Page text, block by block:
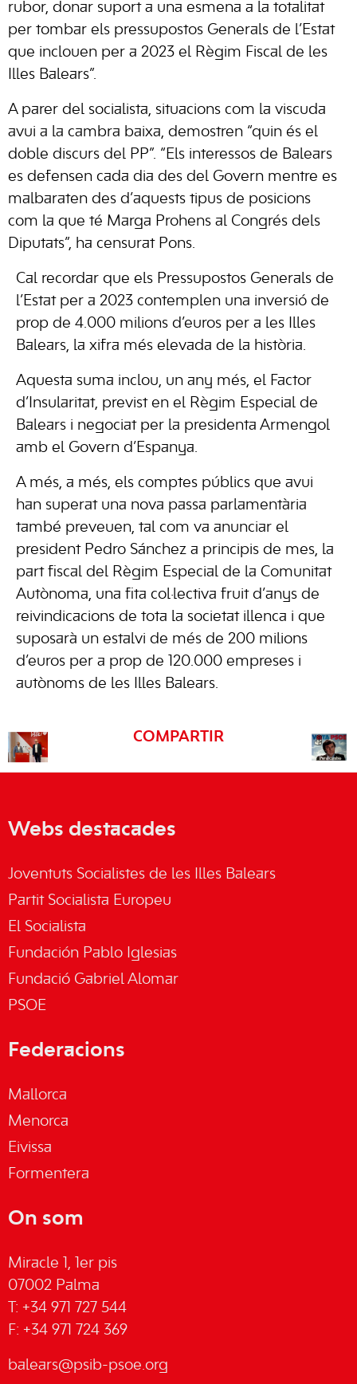
rubor, donar suport a una esmena a la totalitat
per tombar els pressupostos Generals de l’Estat
que inclouen per a 2023 el Règim Fiscal de les
Illes Balears”.
A parer del socialista, situacions com la viscuda
avui a la cambra baixa, demostren “quin és el
doble discurs del PP”. “Els interessos de Balears
es defensen cada dia des del Govern mentre es
malbaraten des d’aquests tipus de posicions
com la que té Marga Prohens al Congrés dels
Diputats”, ha censurat Pons.
Cal recordar que els Pressupostos Generals de
l’Estat per a 2023 contemplen una inversió de
prop de 4.000 milions d’euros per a les Illes
Balears, la xifra més elevada de la història.
Aquesta suma inclou, un any més, el Factor
d’Insularitat, previst en el Règim Especial de
Balears i negociat per la presidenta Armengol
amb el Govern d’Espanya.
A més, a més, els comptes públics que avui
han superat una nova passa parlamentària
també preveuen, tal com va anunciar el
president Pedro Sánchez a principis de mes, la
part fiscal del Règim Especial de la Comunitat
Autònoma, una fita col·lectiva fruit d’anys de
reivindicacions de tota la societat illenca i que
suposarà un estalvi de més de 200 milions
d’euros per a prop de 120.000 empreses i
autònoms de les Illes Balears.
COMPARTIR
Webs destacades
Joventuts Socialistes de les Illes Balears
Partit Socialista Europeu
El Socialista
Fundación Pablo Iglesias
Fundació Gabriel Alomar
PSOE
Federacions
Mallorca
Menorca
Eivissa
Formentera
On som
Miracle 1, 1er pis
07002 Palma
T: +34 971 727 544
F: +34 971 724 369
balears@psib-psoe.org